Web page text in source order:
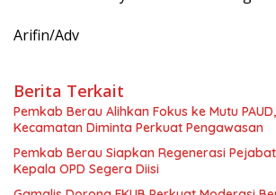
Arifin/Adv
Berita Terkait
Pemkab Berau Alihkan Fokus ke Mutu
Kecamatan Diminta Perkuat Pengawasan
Pemkab Berau Siapkan Regenerasi
Kepala OPD Segera Diisi